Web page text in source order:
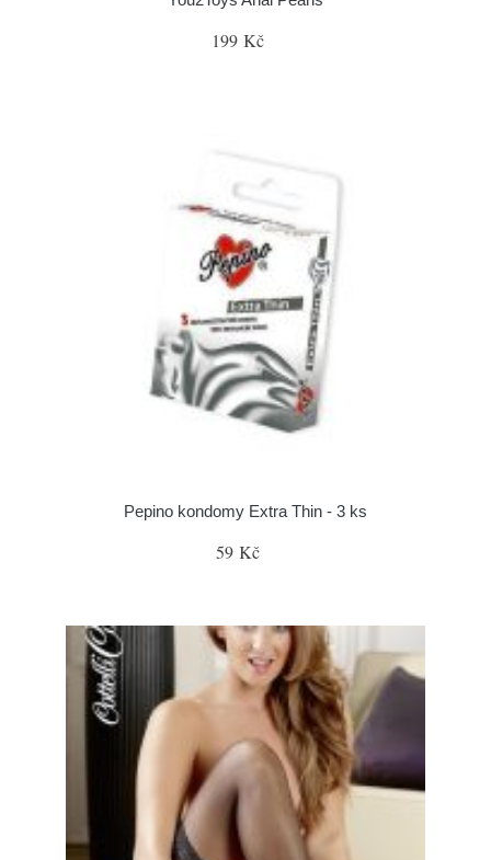
199 Kč
Pepino kondomy Extra Thin - 3 ks
59 Kč